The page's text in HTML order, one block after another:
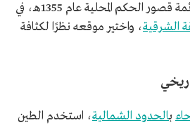
الحكم المحلية عام 1355هـ، في
الشرقية، واختير موقعه نظرًا لكثافة
بالحدود الشمالية، استخدم الطين